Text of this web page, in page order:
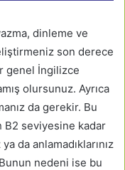
dinleme ve
son derece
genel İngilizce
olursunuz. Ayrıca
da gerekir. Bu
B2 seviyesine kadar
da anlamadıklarınız
nedeni ise bu